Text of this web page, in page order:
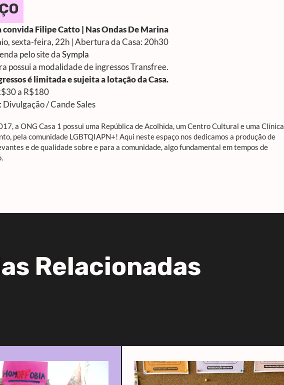
Filipe Catto | Nas Ondas De Marina
sexta-feira, 22h | Abertura da Casa: 20h30
pelo site daSympla
possui a modalidade de ingressos Transfree.
é limitada e sujeita a lotação da Casa.
a R$180
Divulgação / Cande Sales
a ONG Casa 1 possui uma República de Acolhida, um Centro Cultural e uma Clínica
pela comunidade LGBTQIAPN+! Aqui neste espaço nos dedicamos a produção de
e de qualidade sobre e para a comunidade, algo fundamental em tempos de
Relacionadas